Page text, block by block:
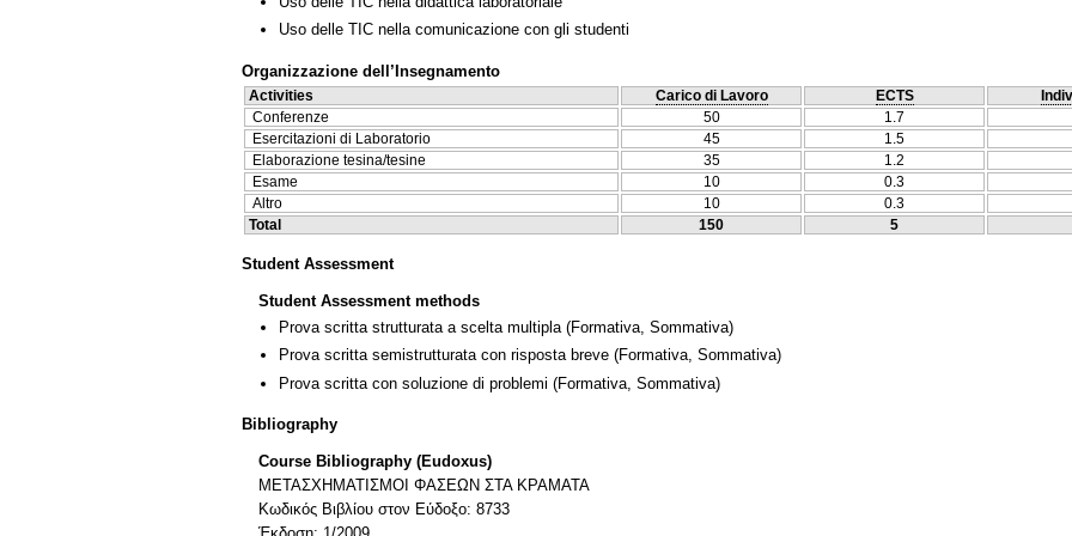
Uso delle TIC nella comunicazione con gli studenti
Organizzazione dell’Insegnamento
Activities Carico di Lavoro ECTS
Conferenze
50 1.7
Esercitazioni di Laboratorio
45 1.5
Elaborazione tesina/tesine
35 1.2
Esame
10
0.3
Altro
10
0.3
Total
150 5
Student Assessment
Student Assessment methods
Prova scritta strutturata a scelta multipla (Formativa, Sommativa)
Prova scritta semistrutturata con risposta breve (Formativa, Sommativa)
Prova scritta con soluzione di problemi (Formativa, Sommativa)
Bibliography
Course Bibliography (Eudoxus)
ΜΕΤΑΣΧΗΜΑΤΙΣΜΟΙ ΦΑΣΕΩΝ ΣΤΑ ΚΡΑΜΑΤΑ
Κωδικός Βιβλίου στον Εύδοξο: 8733